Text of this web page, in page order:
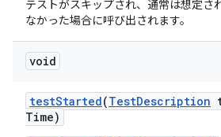
テストがスキップされ、通常は想定さ
なかった場合に呼び出されます。
void
testStarted(TestDescription
Time)